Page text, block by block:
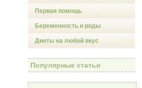
Первая помощь
Беременность и роды
Диеты на любой вкус
Популярные статьи